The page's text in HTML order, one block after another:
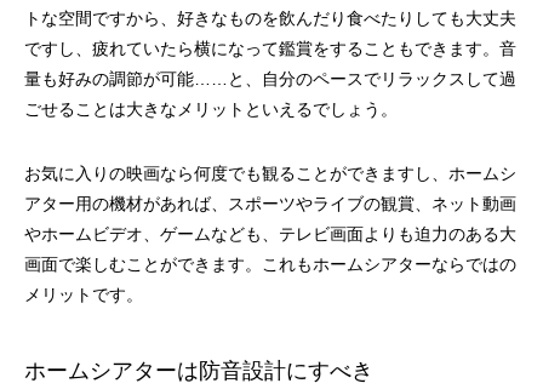
トな空間ですから、好きなものを飲んだり食べたりしても大丈夫
ですし、疲れていたら横になって鑑賞をすることもできます。音
量も好みの調節が可能……と、自分のペースでリラックスして過
ごせることは大きなメリットといえるでしょう。
お気に入りの映画なら何度でも観ることができますし、ホームシ
アター用の機材があれば、スポーツやライブの観賞、ネット動画
やホームビデオ、ゲームなども、テレビ画面よりも迫力のある大
画面で楽しむことができます。これもホームシアターならではの
メリットです。
ホームシアターは防音設計にすべき